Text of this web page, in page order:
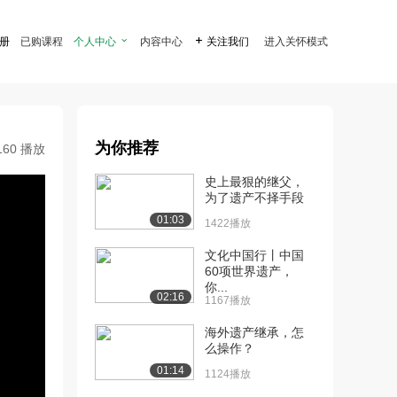
已购课程 个人中心  内容中心  关注我们 进入关怀模式
播放 为你推荐
01:03
史上最狠的继父，
为了遗产不择手段
1422播放
02:16
文化中国行丨中国
60项世界遗产，
你...
1167播放
01:14
海外遗产继承，怎
么操作？
1124播放